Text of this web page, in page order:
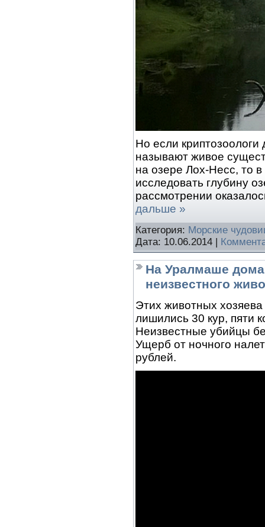
Но если криптозоологи
называют живое
на озере Лох-Несс, то
исследовать глубину
рассмотрении
дальше »
Категория: Морские
Дата: 10.06.2014
На Уралмаше
неизвестного
Этих животных
лишились 30 кур, пяти
Неизвестные убийцы
Ущерб от ночного
рублей.